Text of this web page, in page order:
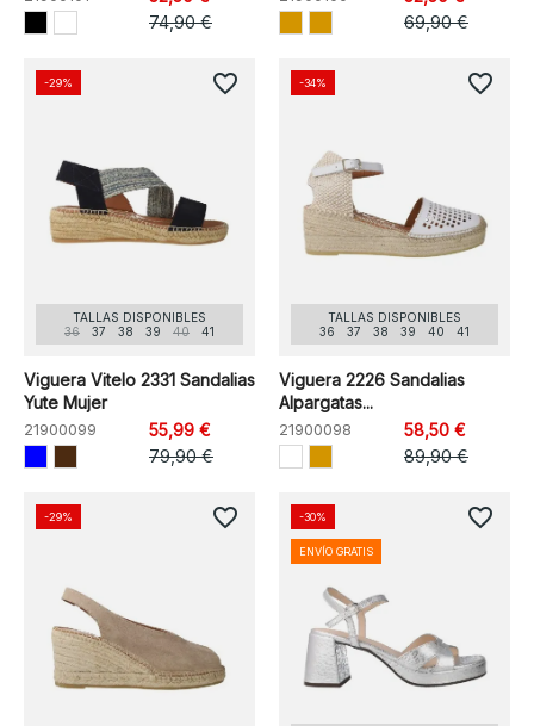
74,90 €
69,90 €
TALLAS DISPONIBLES
36
37 38 39 40 41
Viguera Vitelo 2331 Sandalias
Yute Mujer
21900099
55,99 €
79,90 €
-29% favorite_border
TALLAS DISPONIBLES
36
37 38 39 40 41
Viguera 2226 Sandalias
Alpargatas...
21900098
58,50 €
89,90 €
-34% favorite_border
-29% favorite_border -30%
ENVÍO GRATIS
favorite_border